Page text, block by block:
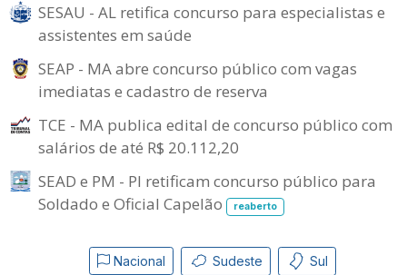
SESAU - AL retifica concurso para especialistas e
assistentes em saúde
SEAP - MA abre concurso público com vagas
imediatas e cadastro de reserva
TCE - MA publica edital de concurso público com
salários de até R$ 20.112,20
SEAD e PM - PI retificam concurso público para
Soldado e Oficial Capelão
reaberto
Nacional Sudeste Sul